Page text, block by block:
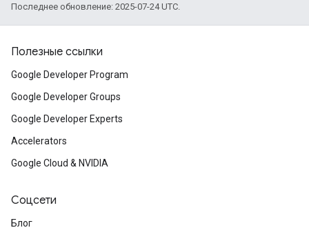
Последнее обновление: 2025-07-24 UTC.
Полезные ссылки
Google Developer Program
Google Developer Groups
Google Developer Experts
Accelerators
Google Cloud & NVIDIA
Соцсети
Блог